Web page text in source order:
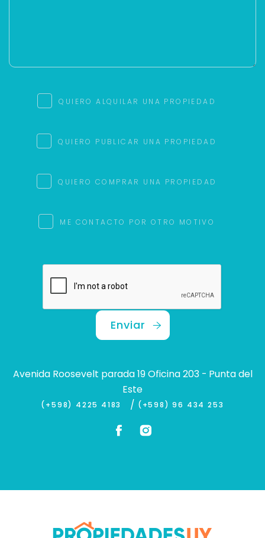
QUIERO ALQUILAR UNA PROPIEDAD
QUIERO PUBLICAR UNA PROPIEDAD
QUIERO COMPRAR UNA PROPIEDAD
ME CONTACTO POR OTRO MOTIVO
Enviar
Avenida Roosevelt parada 19 Oficina 203 - Punta del
Este
(+598) 4225 4183 / (+598) 96 434 253